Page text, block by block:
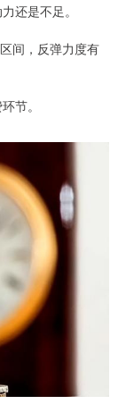
还是不足。
间，反弹力度有
节。